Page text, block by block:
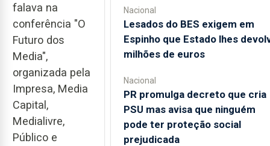
falava na
conferência "O
Futuro dos
Media",
organizada pela
Impresa, Media
Capital,
Medialivre,
Público e
Nacional
Lesados do BES exigem em
Espinho que Estado lhes
milhões de euros
Nacional
PR promulga decreto que cria
PSU mas avisa que ninguém
pode ter proteção social
prejudicada